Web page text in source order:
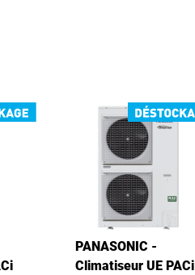
PANASONIC -
Climatiseur UE PACi